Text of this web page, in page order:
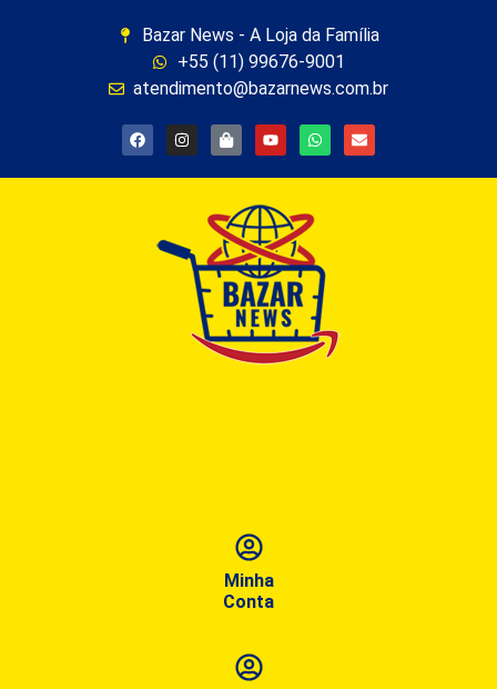
Bazar News - A Loja da Família
+55 (11) 99676-9001
atendimento@bazarnews.com.br
Minha
Conta